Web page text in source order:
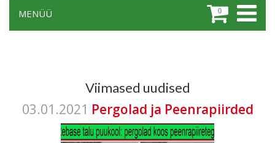
0
MENÜÜ
Viimased uudised
03.01.2021 Pergolad ja Peenrapiirded